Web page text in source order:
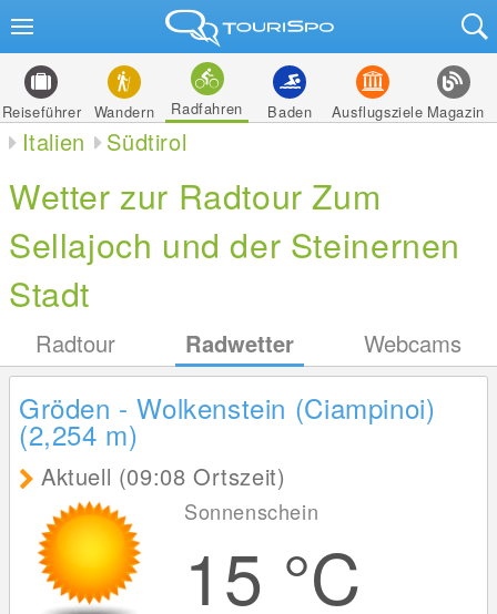
Reiseführer Wandern Radfahren Baden Ausflugsziele Magazin
Italien Südtirol
Wetter zur Radtour Zum
Sellajoch und der Steinernen
Stadt
Radtour Radwetter Webcams
Gröden - Wolkenstein (Ciampinoi)
(2,254 m)
Aktuell (09:08 Ortszeit)
Sonnenschein
15 °C